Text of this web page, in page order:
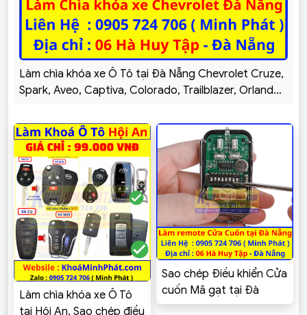
Làm chìa khóa xe Ô Tô tại Đà Nẵng Chevrolet Cruze,
Spark, Aveo, Captiva, Colorado, Trailblazer, Orlando,
Làm chìa khóa xe Ô Tô
tại Hội An, Sao chép điều
Sao chép Điều khiển Cửa
cuốn Mã gạt tại Đà
Nẵng – Khoá Minh Phát